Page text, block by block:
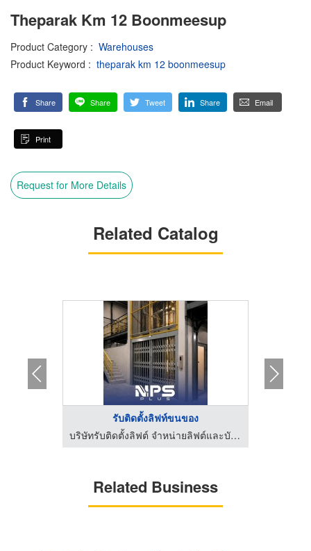
Theparak Km 12 Boonmeesup
Product Category : Warehouses
Product Keyword : theparak km 12 boonmeesup
Share Share Tweet Share Email
Print
Request for More Details
Related Catalog
รับติดตั้งลิฟท์ขนของ
บริษัทรับติดตั้งลิฟต์ จำหน่ายลิฟต์และบันไดเลื่อน | NPS PLUS
Related Business